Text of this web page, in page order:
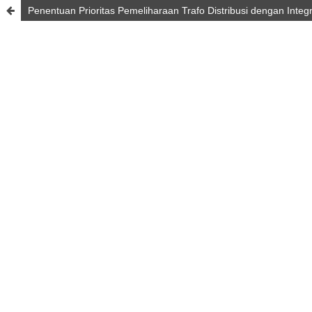
Penentuan Prioritas Pemeliharaan Trafo Distribusi dengan